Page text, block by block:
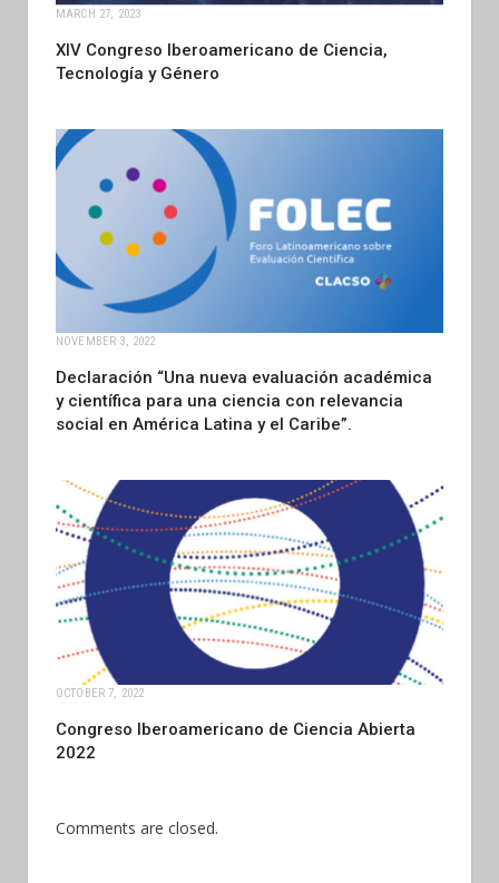
MARCH 27, 2023
XIV Congreso Iberoamericano de Ciencia,
Tecnología y Género
NOVEMBER 3, 2022
Declaración “Una nueva evaluación académica
y científica para una ciencia con relevancia
social en América Latina y el Caribe”.
OCTOBER 7, 2022
Congreso Iberoamericano de Ciencia Abierta
2022
Comments are closed.